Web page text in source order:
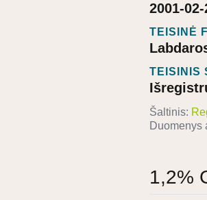
2001-02-
TEISINĖ
TEISINIS
Šaltinis:
Duomenys
1,2%